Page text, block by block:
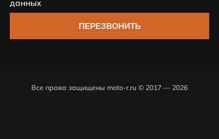
данных
ПЕРЕЗВОНИТЬ
Все права защищены moto-r.ru © 2017 — 2026